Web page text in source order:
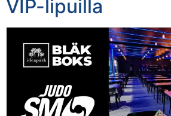
VIP-lipuilla